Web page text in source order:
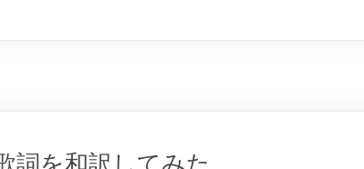
詞を和訳してみた